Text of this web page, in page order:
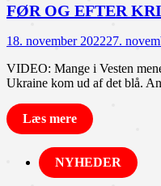
FØR OG EFTER
18. november 202227.
VIDEO: Mange i Vesten
Ukraine kom ud af det blå.
Læs mere
NYHEDER